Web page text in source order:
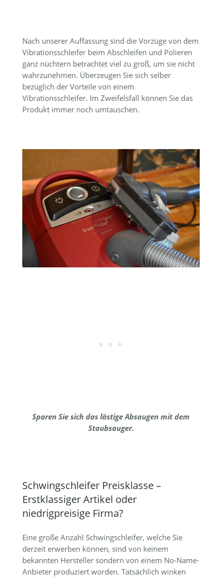
Nach unserer Auffassung sind die Vorzüge von dem
Vibrationsschleifer beim Abschleifen und Polieren
ganz nüchtern betrachtet viel zu groß, um sie nicht
wahrzunehmen. Überzeugen Sie sich selber
bezüglich der Vorteile von einem
Vibrationsschleifer. Im Zweifelsfall können Sie das
Produkt immer noch umtauschen.
Sparen Sie sich das lästige Absaugen mit dem
Staubsauger.
Schwingschleifer Preisklasse –
Erstklassiger Artikel oder
niedrigpreisige Firma?
Eine große Anzahl Schwingschleifer, welche Sie
derzeit erwerben können, sind von keinem
bekannten Hersteller sondern von einem No-Name-
Anbieter produziert worden. Tatsächlich winken